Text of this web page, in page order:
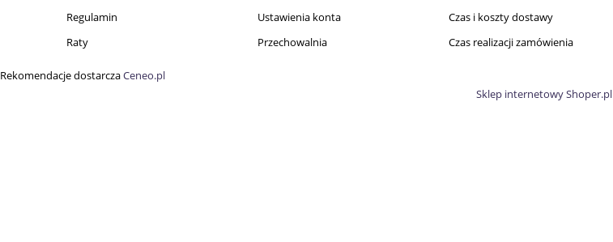
Regulamin
Raty
Ustawienia konta
Przechowalnia
Czas i koszty dostawy
Czas realizacji zamówienia
Rekomendacje dostarczaCeneo.pl
Sklep internetowy Shoper.pl